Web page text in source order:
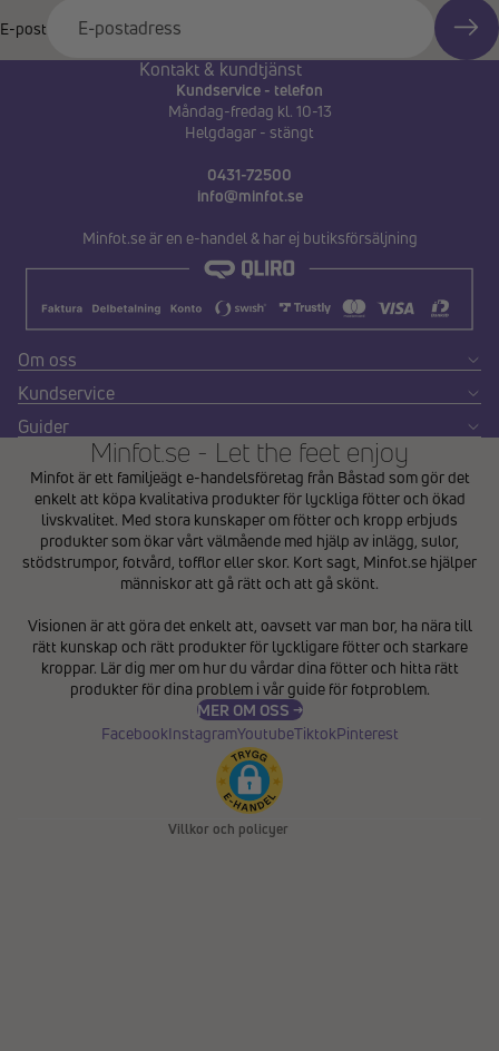
E-post
Kontakt & kundtjänst
Kundservice - telefon
Måndag-fredag kl. 10-13
Helgdagar - stängt
0431-72500
info@minfot.se
Minfot.se är en e-handel & har ej butiksförsäljning
Om oss
Kundservice
Guider
Minfot.se - Let the feet enjoy
Minfot är ett familjeägt e-handelsföretag från Båstad som gör det
enkelt att köpa kvalitativa produkter för lyckliga fötter och ökad
livskvalitet. Med stora kunskaper om fötter och kropp erbjuds
produkter som ökar vårt välmående med hjälp av inlägg, sulor,
stödstrumpor, fotvård, tofflor eller skor. Kort sagt, Minfot.se hjälper
människor att gå rätt och att gå skönt.
Visionen är att göra det enkelt att, oavsett var man bor, ha nära till
rätt kunskap och rätt produkter för lyckligare fötter och starkare
kroppar. Lär dig mer om hur du vårdar dina fötter och hitta rätt
produkter för dina problem i vårguide för fotproblem.
MER OM OSS →
FacebookInstagramYoutubeTiktokPinterest
Villkor och policyer
Återbetalningspolicy
Användarvillkor
Fraktpolicy
Kontaktinformation
Avbeställningspolicy
Rättsligt meddelande